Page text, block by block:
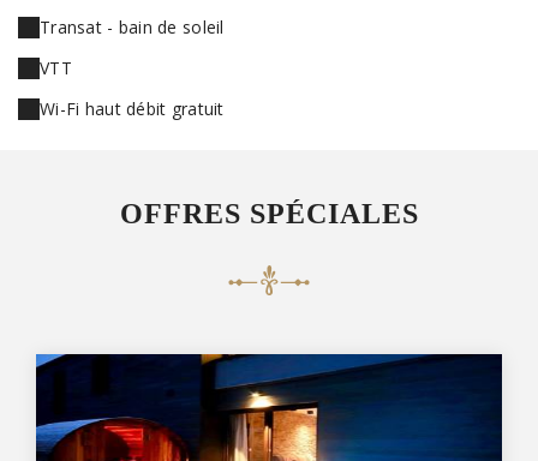
Transat - bain de soleil
VTT
Wi-Fi haut débit gratuit
OFFRES SPÉCIALES